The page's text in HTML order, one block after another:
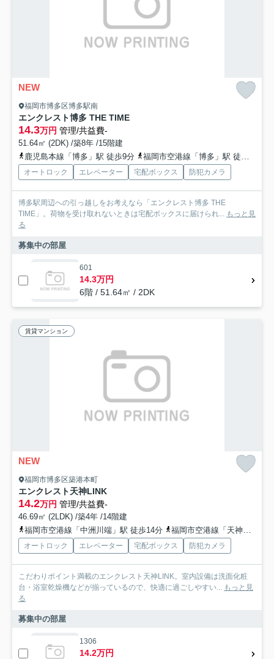
NEW
福岡市博多区博多駅南
エンクレスト博多 THE TIME
14.3万円 管理/共益費-
51.64㎡ (2DK) /築8年 /15階建
鹿児島本線「博多」駅 徒歩9分
福岡市空港線「博多」駅 徒歩9分
オートロック エレベーター 宅配ボックス 防犯カメラ
博多駅周辺への引っ越しをお考えなら「エンクレスト博多 THE
TIME」。荷物を受け取れないときは宅配ボックスに届けられ... もっと見
る
募集中の部屋
601
14.3万円
6階 / 51.64㎡ / 2DK
賃貸マンション
NEW
福岡市博多区築港本町
エンクレスト天神LINK
14.2万円 管理/共益費-
46.69㎡ (2LDK) /築4年 /14階建
福岡市空港線「中洲川端」駅 徒歩14分
福岡市空港線「天神」駅 徒歩18分
オートロック エレベーター 宅配ボックス 防犯カメラ
こだわりポイント満載のエンクレスト天神LINK。室内設備は洗面化粧
台・浴室乾燥機などが揃っているので、快適に過ごしやすい...
もっと見
る
募集中の部屋
1306
14.2万円